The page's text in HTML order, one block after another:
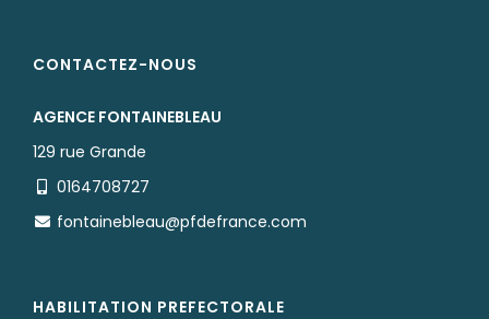
CONTACTEZ-NOUS
AGENCE FONTAINEBLEAU
129 rue Grande
0164708727
fontainebleau@pfdefrance.com
HABILITATION PREFECTORALE